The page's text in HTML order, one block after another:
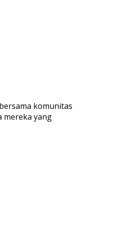
komunitas
mereka yang